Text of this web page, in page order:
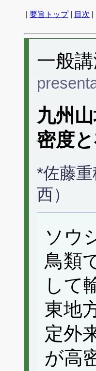
要旨トップ| 目次
一般
九州
密度
*佐藤
西）
ソウ
鳥類
して
東地
定外
が高